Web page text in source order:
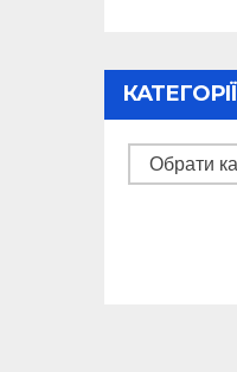
КАТЕГОРІЇ
Категорії